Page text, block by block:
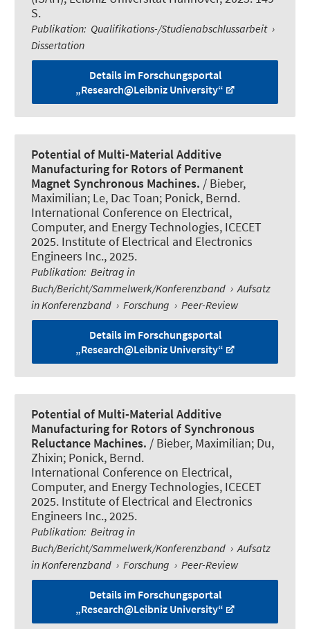
S.
Publikation: Qualifikations-/Studienabschlussarbeit ›
Dissertation
Details im Forschungsportal
„Research@Leibniz University“
Potential of Multi-Material Additive
Manufacturing for Rotors of Permanent
Magnet Synchronous Machines. / Bieber,
Maximilian; Le, Dac Toan; Ponick, Bernd.
International Conference on Electrical,
Computer, and Energy Technologies, ICECET
2025. Institute of Electrical and Electronics
Engineers Inc., 2025.
Publikation: Beitrag in
Buch/Bericht/Sammelwerk/Konferenzband › Aufsatz
in Konferenzband › Forschung › Peer-Review
Details im Forschungsportal
„Research@Leibniz University“
Potential of Multi-Material Additive
Manufacturing for Rotors of Synchronous
Reluctance Machines. / Bieber, Maximilian; Du,
Zhixin; Ponick, Bernd.
International Conference on Electrical,
Computer, and Energy Technologies, ICECET
2025. Institute of Electrical and Electronics
Engineers Inc., 2025.
Publikation: Beitrag in
Buch/Bericht/Sammelwerk/Konferenzband › Aufsatz
in Konferenzband › Forschung › Peer-Review
Details im Forschungsportal
„Research@Leibniz University“